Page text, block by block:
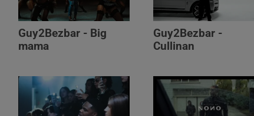
Guy2Bezbar - Big
mama
Guy2Bezbar -
Cullinan